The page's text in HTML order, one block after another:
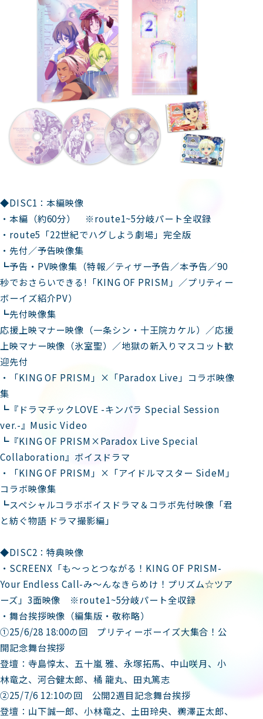
◆DISC1：本編映像
・本編（約60分） ※route1~5分岐パート全収録
・route5「22世紀でハグしよう劇場」完全版
・先付／予告映像集
┗予告・PV映像集（特報／ティザー予告／本予告／90
秒でおさらいできる!「KING OF PRISM」／プリティー
ボーイズ紹介PV）
┗先付映像集
応援上映マナー映像（一条シン・十王院カケル）／応援
上映マナー映像（氷室聖）／地獄の新入りマスコット歓
迎先付
・「KING OF PRISM」×「Paradox Live」コラボ映像
集
┗『ドラマチックLOVE -キンパラ Special Session
ver.-』Music Video
┗『KING OF PRISM×Paradox Live Special
Collaboration』ボイスドラマ
・「KING OF PRISM」×「アイドルマスター SideM」
コラボ映像集
┗スペシャルコラボボイスドラマ＆コラボ先付映像「君
と紡ぐ物語 ドラマ撮影編」
◆DISC2：特典映像
・SCREENX「も～っとつながる！KING OF PRISM-
Your Endless Call-み～んなきらめけ！プリズム☆ツア
ーズ」3面映像 ※route1~5分岐パート全収録
・舞台挨拶映像（編集版・敬称略）
①25/6/28 18:00の回 プリティーボーイズ大集合！公
開記念舞台挨拶
登壇：寺島惇太、五十嵐 雅、永塚拓馬、中山咲月、小
林竜之、河合健太郎、橘 龍丸、田丸篤志
②25/7/6 12:10の回 公開2週目記念舞台挨拶
登壇：山下誠一郎、小林竜之、土田玲央、鵜澤正太郎、